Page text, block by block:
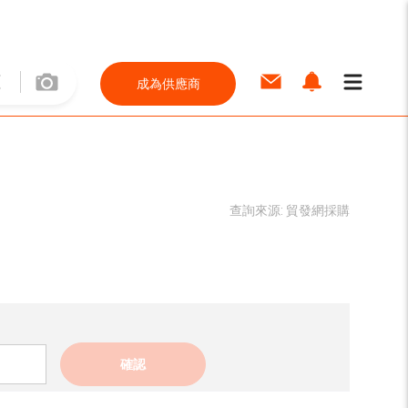
成為供應商
查詢來源: 貿發網採購
確認